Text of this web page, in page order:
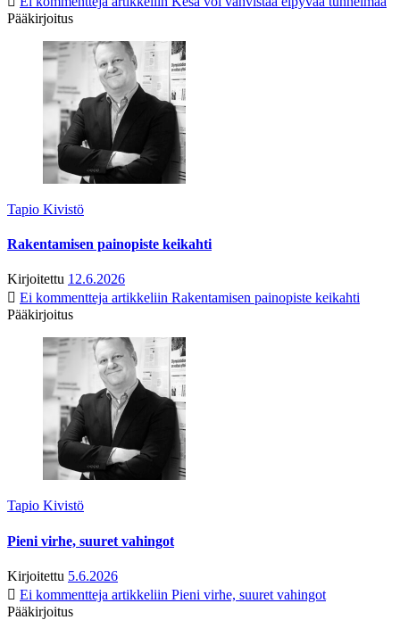
Pääkirjoitus
Tapio Kivistö
Rakentamisen painopiste keikahti
Kirjoitettu 12.6.2026
Ei kommentteja artikkeliin Rakentamisen painopiste keikahti
Pääkirjoitus
Tapio Kivistö
Pieni virhe, suuret vahingot
Kirjoitettu 5.6.2026
Ei kommentteja artikkeliin Pieni virhe, suuret vahingot
Pääkirjoitus